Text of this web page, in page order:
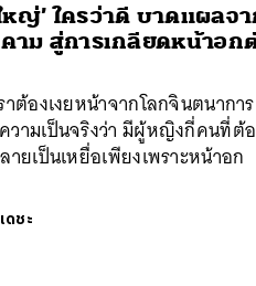
ญ่’ ใครว่าดี บาดแผลจ
าม สู่การเกลียดหน้าอก
าต้องเงยหน้าจากโลกจินตนาการ
วามเป็นจริงว่า มีผู้หญิงกี่คนที่ต้
ายเป็นเหยื่อเพียงเพราะหน้าอก
ชะ
ค้น